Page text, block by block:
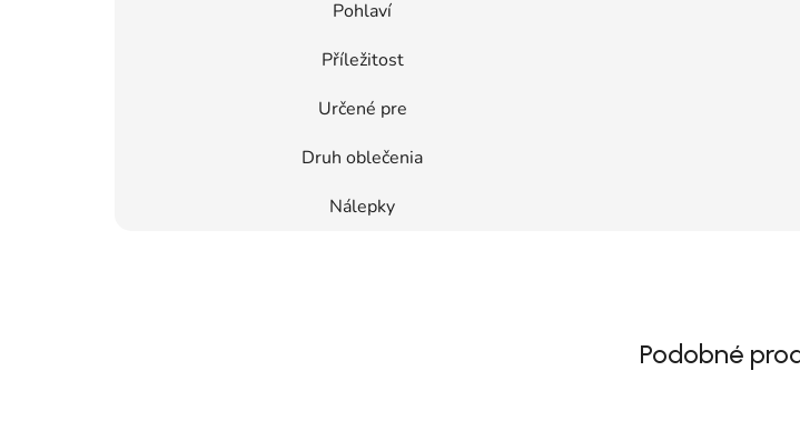
Pohlaví
Příležitost
Určené pre
Druh oblečenia
Nálepky
Podobné